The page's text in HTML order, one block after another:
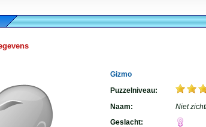
Gizmo
Puzzelniveau:
Naam:
Niet
Geslacht: